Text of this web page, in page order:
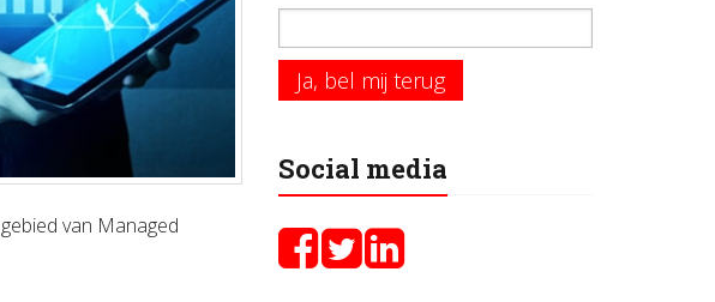
van Managed
Ja, bel mij terug
Social media